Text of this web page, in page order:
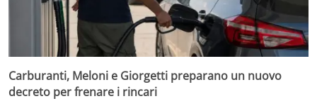
Carburanti, Meloni e Giorgetti preparano un nuovo
decreto per frenare i rincari